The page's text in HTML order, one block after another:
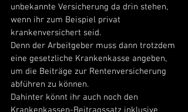
unbekannte Versicherung da drin stehen,
wenn ihr zum Beispiel privat
krankenversichert seid.
Denn der Arbeitgeber muss dann trotzdem
eine gesetzliche Krankenkasse angeben,
um die Beiträge zur Rentenversicherung
abführen zu können.
Dahinter könnt ihr auch noch den